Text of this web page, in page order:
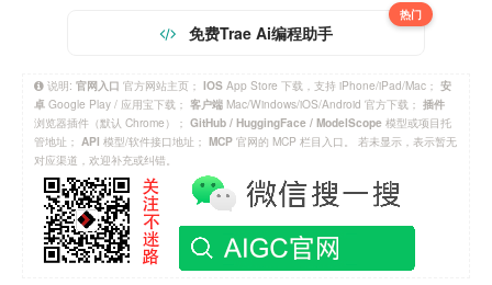
免费Trae Ai编程助手
热门
说明: 官网入口 官方网站主页； IOS App Store 下载，支持 iPhone/iPad/Mac； 安
卓 Google Play / 应用宝下载； 客户端 Mac/Windows/iOS/Android 官方下载； 插件
浏览器插件（默认 Chrome）； GitHub / HuggingFace / ModelScope 模型或项目托
管地址； API 模型/软件接口地址； MCP 官网的 MCP 栏目入口。 若未显示，表示暂无
对应渠道，欢迎补充或纠错。